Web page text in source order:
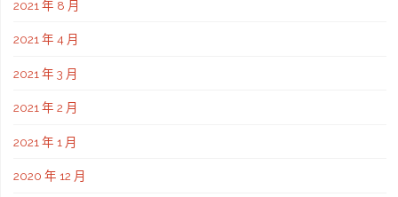
2021 年 8 月
2021 年 4 月
2021 年 3 月
2021 年 2 月
2021 年 1 月
2020 年 12 月